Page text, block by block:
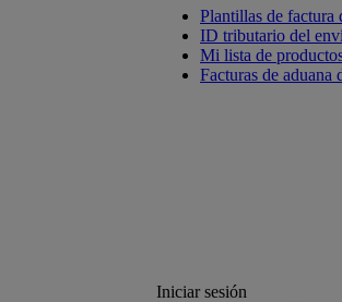
Plantillas de factura
ID tributario del
Mi lista de
Facturas de aduana
Iniciar sesión